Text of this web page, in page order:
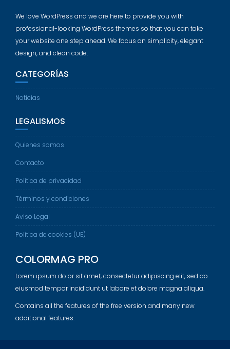
We love WordPress and we are here to provide you with
professional-looking WordPress themes so that you can take
your website one step ahead. We focus on simplicity, elegant
design, and clean code.
CATEGORÍAS
Noticias
LEGALISMOS
Quienes somos
Contacto
Política de privacidad
Términos y condiciones
Aviso Legal
Política de cookies (UE)
COLORMAG PRO
Lorem ipsum dolor sit amet, consectetur adipiscing elit, sed do
eiusmod tempor incididunt ut labore et dolore magna aliqua.
Contains all the features of the free version and many new
additional features.